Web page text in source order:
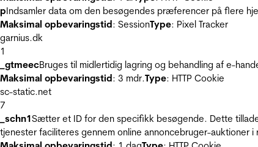
pIndsamler data om den besøgendes præferencer på flere
Maksimal opbevaringstid: SessionType: Pixel Tracker
garnius.dk
1
_gtmeecBruges til midlertidig lagring og behandling af e-
Maksimal opbevaringstid: 3 mdr.Type: HTTP Cookie
sc-static.net
7
_schn1Sætter et ID for den specifikk besøgende. Dette
tjenester faciliteres gennem online annoncebruger-auktioner i